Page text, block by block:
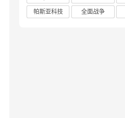
帕斯亚科技
全面战争